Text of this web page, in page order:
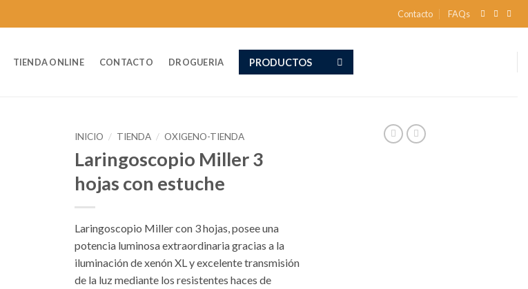
Contacto FAQs
TIENDA ONLINE CONTACTO DROGUERIA PRODUCTOS
INICIO / TIENDA / OXIGENO-TIENDA
Laringoscopio Miller 3
hojas con estuche
Laringoscopio Miller con 3 hojas, posee una
potencia luminosa extraordinaria gracias a la
iluminación de xenón XL y excelente transmisión
de la luz mediante los resistentes haces de